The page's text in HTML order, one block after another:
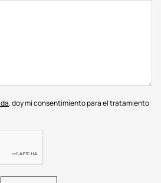
, doy mi consentimiento para el tratamiento